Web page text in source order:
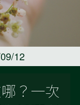
12
？一次